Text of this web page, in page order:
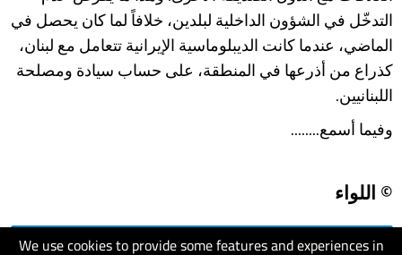
We use cookies to provide some features and experiences in
التدخّل في الشؤون الداخلية لبلدين، خلافاً لما كان يحصل في
الماضي، عندما كانت الديبلوماسية الإيرانية تتعامل مع لبنان،
كذراع من أذرعها في المنطقة، على حساب سيادة ومصلحة
اللبنانيين.
وفيما أسمع........
© اللواء